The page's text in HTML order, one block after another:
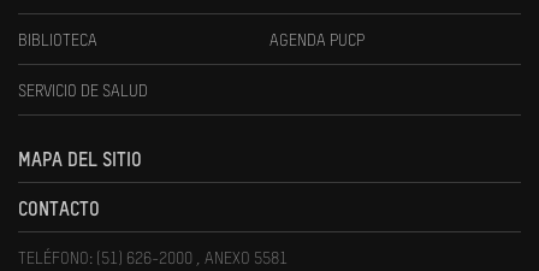
BIBLIOTECA AGENDA PUCP
SERVICIO DE SALUD
MAPA DEL SITIO
CONTACTO
TELÉFONO: (51) 626-2000 , ANEXO 5581